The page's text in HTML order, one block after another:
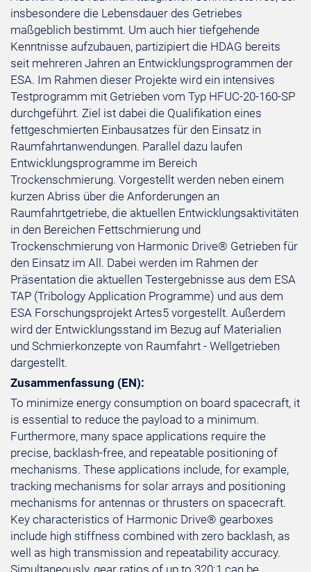
insbesondere die Lebensdauer des Getriebes
maßgeblich bestimmt. Um auch hier tiefgehende
Kenntnisse aufzubauen, partizipiert die HDAG bereits
seit mehreren Jahren an Entwicklungsprogrammen der
ESA. Im Rahmen dieser Projekte wird ein intensives
Testprogramm mit Getrieben vom Typ HFUC-20-160-SP
durchgeführt. Ziel ist dabei die Qualifikation eines
fettgeschmierten Einbausatzes für den Einsatz in
Raumfahrtanwendungen. Parallel dazu laufen
Entwicklungsprogramme im Bereich
Trockenschmierung. Vorgestellt werden neben einem
kurzen Abriss über die Anforderungen an
Raumfahrtgetriebe, die aktuellen Entwicklungsaktivitäten
in den Bereichen Fettschmierung und
Trockenschmierung von Harmonic Drive® Getrieben für
den Einsatz im All. Dabei werden im Rahmen der
Präsentation die aktuellen Testergebnisse aus dem ESA
TAP (Tribology Application Programme) und aus dem
ESA Forschungsprojekt Artes5 vorgestellt. Außerdem
wird der Entwicklungsstand im Bezug auf Materialien
und Schmierkonzepte von Raumfahrt - Wellgetrieben
dargestellt.
Zusammenfassung (EN):
To minimize energy consumption on board spacecraft, it
is essential to reduce the payload to a minimum.
Furthermore, many space applications require the
precise, backlash-free, and repeatable positioning of
mechanisms. These applications include, for example,
tracking mechanisms for solar arrays and positioning
mechanisms for antennas or thrusters on spacecraft.
Key characteristics of Harmonic Drive® gearboxes
include high stiffness combined with zero backlash, as
well as high transmission and repeatability accuracy.
Simultaneously, gear ratios of up to 320:1 can be